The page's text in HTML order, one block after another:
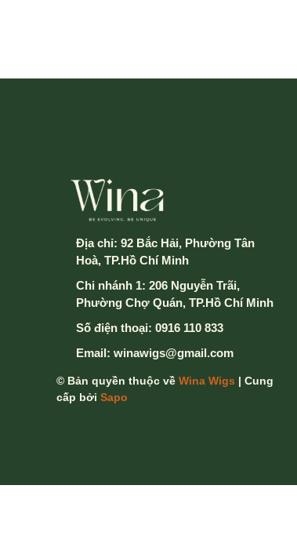
Địa chỉ: 92 Bắc Hải, Phường Tân
Hoà, TP.Hồ Chí Minh
Chi nhánh 1: 206 Nguyễn Trãi,
Phường Chợ Quán, TP.Hồ Chí Minh
Số điện thoại: 0916 110 833
Email: winawigs@gmail.com
© Bản quyền thuộc về Wina Wigs | Cung
cấp bởi Sapo